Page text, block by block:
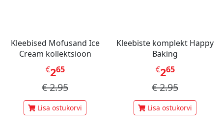
Kleebised Mofusand Ice
Cream kollektsioon
€265
€2.95
Lisa ostukorvi
Kleebiste komplekt Happy
Baking
€265
€2.95
Lisa ostukorvi